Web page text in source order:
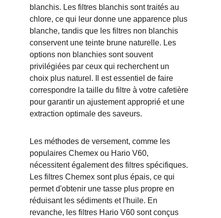
blanchis. Les filtres blanchis sont traités au
chlore, ce qui leur donne une apparence plus
blanche, tandis que les filtres non blanchis
conservent une teinte brune naturelle. Les
options non blanchies sont souvent
privilégiées par ceux qui recherchent un
choix plus naturel. Il est essentiel de faire
correspondre la taille du filtre à votre cafetière
pour garantir un ajustement approprié et une
extraction optimale des saveurs.
Les méthodes de versement, comme les
populaires Chemex ou Hario V60,
nécessitent également des filtres spécifiques.
Les filtres Chemex sont plus épais, ce qui
permet d'obtenir une tasse plus propre en
réduisant les sédiments et l'huile. En
revanche, les filtres Hario V60 sont conçus